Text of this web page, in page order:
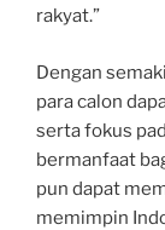
rakyat.”
Dengan
para calon
serta fokus
bermanfaat
pun dapat
memimpin